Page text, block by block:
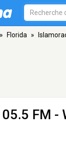
» Florida »
FM -